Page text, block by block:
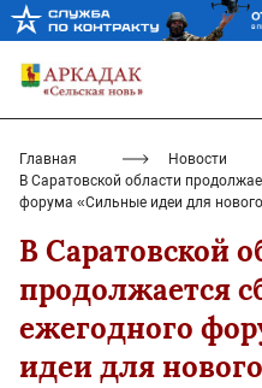
Главная
Новости
В Саратовской области
форума «Сильные идеи для
В Саратовской
продолжается
ежегодного
идеи для